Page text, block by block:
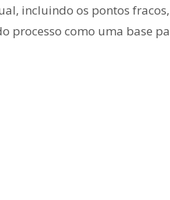
incluindo os pontos
processo como uma base